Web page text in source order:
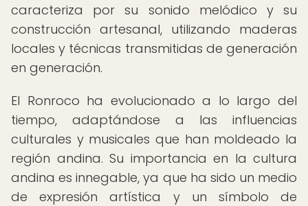
caracteriza por su sonido melódico y su
construcción artesanal, utilizando maderas
locales y técnicas transmitidas de generación
en generación.
El Ronroco ha evolucionado a lo largo del
tiempo, adaptándose a las influencias
culturales y musicales que han moldeado la
región andina. Su importancia en la cultura
andina es innegable, ya que ha sido un medio
de expresión artística y un símbolo de